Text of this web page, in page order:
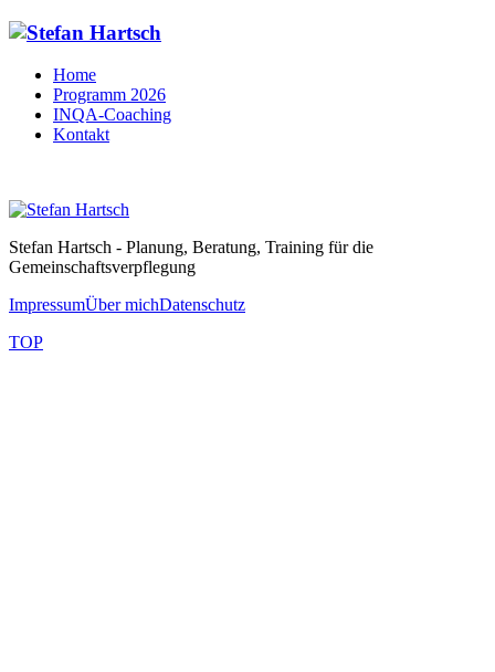
Home
Programm 2026
INQA-Coaching
Kontakt
Stefan Hartsch - Planung, Beratung, Training für die
Gemeinschaftsverpflegung
ImpressumÜber michDatenschutz
TOP